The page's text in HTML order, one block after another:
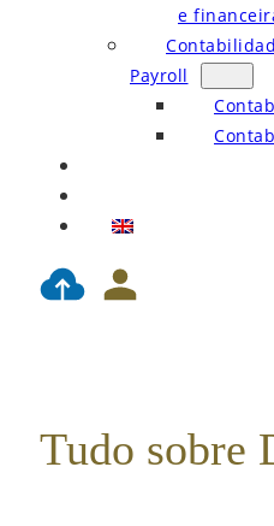
e
Payroll
Tudo sobre